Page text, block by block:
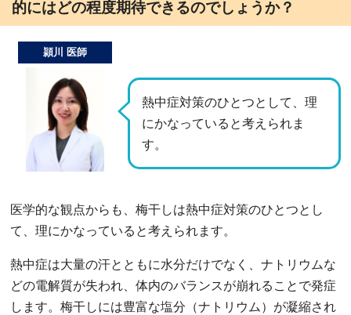
的にはどの程度期待できるのでしょうか？
熱中症対策のひとつとして、理
にかなっていると考えられま
す。
頴川 医師
医学的な観点からも、梅干しは熱中症対策のひとつとし
て、理にかなっていると考えられます。
熱中症は大量の汗とともに水分だけでなく、ナトリウムな
どの電解質が失われ、体内のバランスが崩れることで発症
します。梅干しには豊富な塩分（ナトリウム）が凝縮され